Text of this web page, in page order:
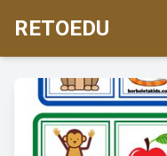
RETOEDU